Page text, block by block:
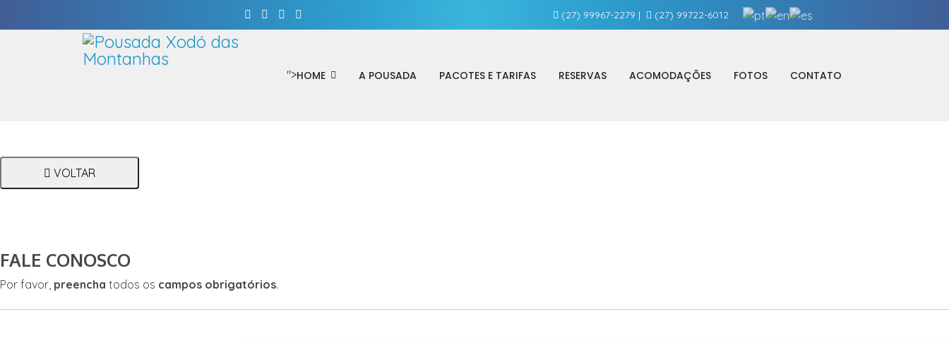
(27) 99967-2279 | (27) 99722-6012
">HOME A POUSADA PACOTES E TARIFAS RESERVAS ACOMODAÇÕES FOTOS CONTATO
VOLTAR
FALE CONOSCO
Por favor, preencha todos os campos obrigatórios.